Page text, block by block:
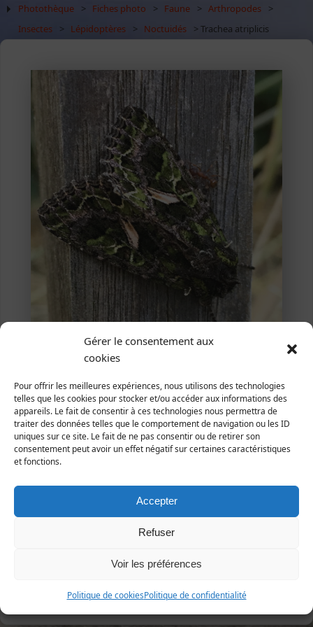
Gérer le consentement aux
cookies
Pour offrir les meilleures expériences, nous utilisons des technologies
telles que les cookies pour stocker et/ou accéder aux informations des
appareils. Le fait de consentir à ces technologies nous permettra de
traiter des données telles que le comportement de navigation ou les ID
uniques sur ce site. Le fait de ne pas consentir ou de retirer son
consentement peut avoir un effet négatif sur certaines caractéristiques
et fonctions.
Accepter
Refuser
Voir les préférences
Politique de cookiesPolitique de confidentialité
Photothèque > Fiches photo > Faune > Arthropodes
>
Insectes
> Lépidoptères > Noctuidés > Trachea atriplicis
Agon-Coutainville, 21 juin 2018 (Photo Patrice
Trachea atriplicis(Linnaeus, 1758)
La Noctuelle de l'Arroche
Animalia | Eumetazoa | Arthropoda | Hexapoda |
Insecta | Lepidoptera | Noctuidae
France : toute la France.
Manche : espèce commune, chenille sur les